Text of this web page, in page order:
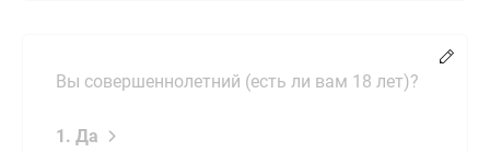
Вы совершеннолетний (есть ли вам 18 лет)?
1. Да